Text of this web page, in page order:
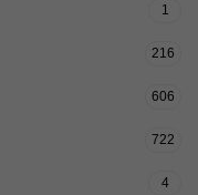
1
216
606
722
4